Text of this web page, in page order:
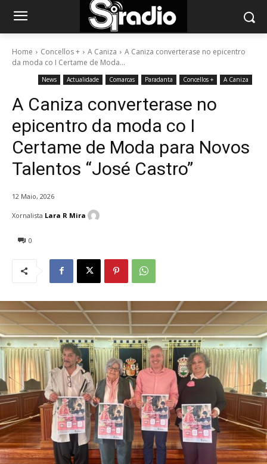
Home Concellos + A Caniza
A Caniza converterase no epicentro
da moda co I Certame de Moda...
News Actualidade Comarcas Paradanta Concellos + A Caniza
A Caniza converterase no
epicentro da moda co I
Certame de Moda para Novos
Talentos “José Castro”
12 Maio, 2026
0
Xornalista Lara R Mira